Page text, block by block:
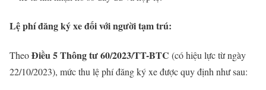
Lệ phí đăng ký xe đối với người tạm trú:
TheoĐiều 5 Thông tư 60/2023/TT-BTC (có hiệu lực từ ngày
22/10/2023), mức thu lệ phí đăng ký xe được quy định như sau: